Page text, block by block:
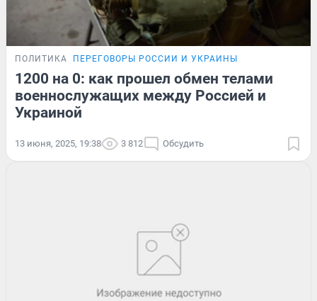
ПОЛИТИКА ПЕРЕГОВОРЫ РОССИИ И УКРАИНЫ
1200 на 0: как прошел обмен телами
военнослужащих между Россией и
Украиной
13 июня, 2025, 19:38 3 812 Обсудить